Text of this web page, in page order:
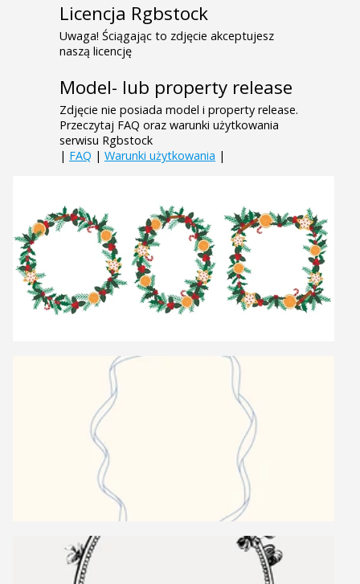
Licencja Rgbstock
Uwaga! Ściągając to zdjęcie akceptujesz
naszą licencję
Model- lub property release
Zdjęcie nie posiada model i property release.
Przeczytaj FAQ oraz warunki użytkowania
serwisu Rgbstock
| FAQ | Warunki użytkowania |